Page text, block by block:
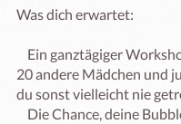
Was dich erwartet:
20 andere Mädchen und
du sonst vielleicht nie